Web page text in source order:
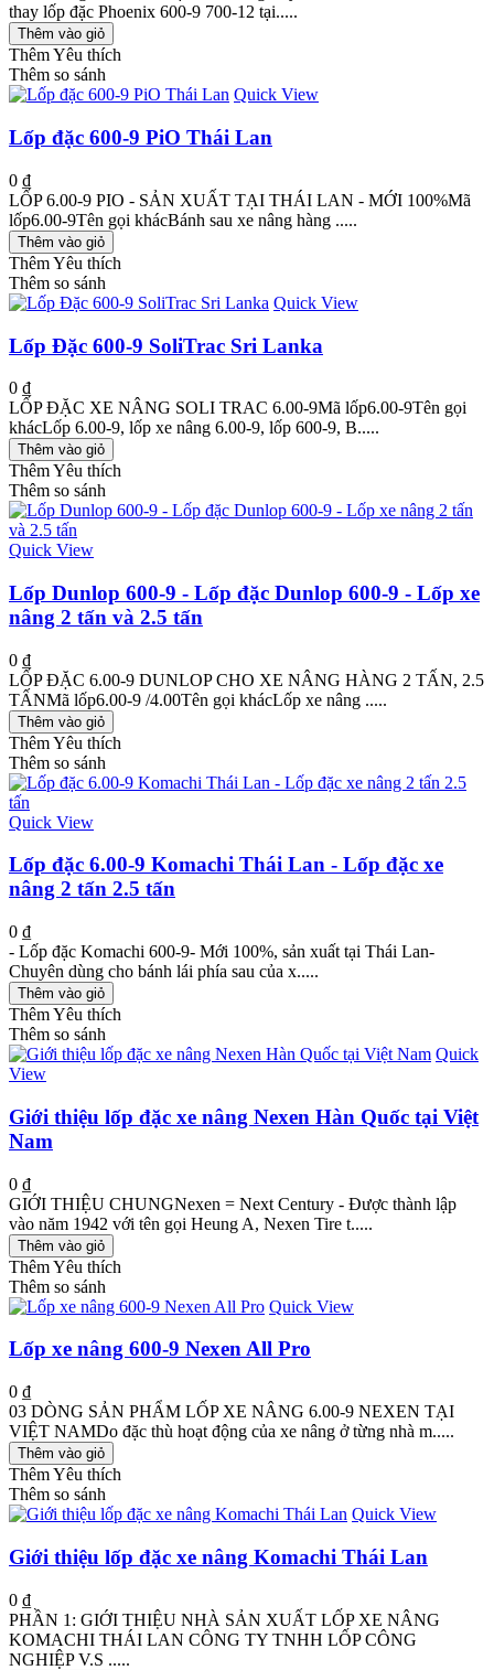
thay lốp đặc Phoenix 600-9 700-12 tại.....
Thêm vào giỏ
Thêm Yêu thích
Thêm so sánh
Quick View
Lốp đặc 600-9 PiO Thái Lan
0 ₫
LỐP 6.00-9 PIO - SẢN XUẤT TẠI THÁI LAN - MỚI 100%Mã
lốp6.00-9Tên gọi khácBánh sau xe nâng hàng .....
Thêm vào giỏ
Thêm Yêu thích
Thêm so sánh
Quick View
Lốp Đặc 600-9 SoliTrac Sri Lanka
0 ₫
LỐP ĐẶC XE NÂNG SOLI TRAC 6.00-9Mã lốp6.00-9Tên gọi
khácLốp 6.00-9, lốp xe nâng 6.00-9, lốp 600-9, B.....
Thêm vào giỏ
Thêm Yêu thích
Thêm so sánh
Quick View
Lốp Dunlop 600-9 - Lốp đặc Dunlop 600-9 - Lốp xe
nâng 2 tấn và 2.5 tấn
0 ₫
LỐP ĐẶC 6.00-9 DUNLOP CHO XE NÂNG HÀNG 2 TẤN, 2.5
TẤNMã lốp6.00-9 /4.00Tên gọi khácLốp xe nâng .....
Thêm vào giỏ
Thêm Yêu thích
Thêm so sánh
Quick View
Lốp đặc 6.00-9 Komachi Thái Lan - Lốp đặc xe
nâng 2 tấn 2.5 tấn
0 ₫
- Lốp đặc Komachi 600-9- Mới 100%, sản xuất tại Thái Lan-
Chuyên dùng cho bánh lái phía sau của x.....
Thêm vào giỏ
Thêm Yêu thích
Thêm so sánh
Quick
View
Giới thiệu lốp đặc xe nâng Nexen Hàn Quốc tại Việt
Nam
0 ₫
GIỚI THIỆU CHUNGNexen = Next Century - Được thành lập
vào năm 1942 với tên gọi Heung A, Nexen Tire t.....
Thêm vào giỏ
Thêm Yêu thích
Thêm so sánh
Quick View
Lốp xe nâng 600-9 Nexen All Pro
0 ₫
03 DÒNG SẢN PHẨM LỐP XE NÂNG 6.00-9 NEXEN TẠI
VIỆT NAMDo đặc thù hoạt động của xe nâng ở từng nhà m.....
Thêm vào giỏ
Thêm Yêu thích
Thêm so sánh
Quick View
Giới thiệu lốp đặc xe nâng Komachi Thái Lan
0 ₫
PHẦN 1: GIỚI THIỆU NHÀ SẢN XUẤT LỐP XE NÂNG
KOMACHI THÁI LAN CÔNG TY TNHH LỐP CÔNG
NGHIỆP V.S .....